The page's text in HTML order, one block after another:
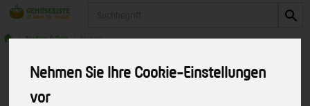
Nehmen Sie Ihre Cookie-Einstellungen
vor
Nudeln & Reis Nudeln
Produkte Speisekammer
Nudeln & Reis
Nudeln